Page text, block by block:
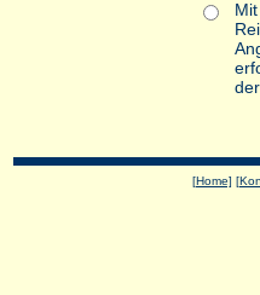
[Home]